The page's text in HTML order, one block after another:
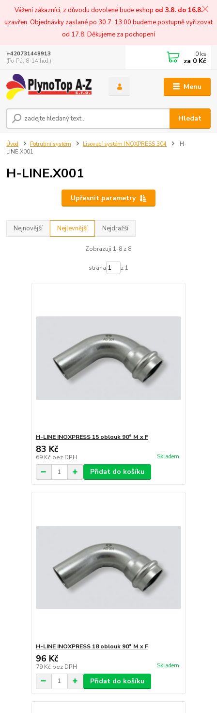
Vážení zákazníci, z důvodu dovolené bude eshop od 3.8. do 16.8.
uzavřen. Objednávky zaslané po 30.7. 13:00 budeme postupně vyřizovat
od 17.8. Děkujeme za pochopení
Menu
Hledat
+420731448913
(Po-Pá, 8-14 hod.)
0 ks
za 0 Kč
Úvod Potrubní systém Lisovací systém INOXPRESS 304
H-
LINE.X001
H-LINE.X001
Upřesnit parametry
Nejnovější Nejlevnější Nejdražší
Zobrazuji 1-8 z 8
strana z 1
H-LINE INOXPRESS 15 oblouk 90° M x F
83 Kč
69 Kč bez DPH Skladem
Přidat do košíku
H-LINE INOXPRESS 18 oblouk 90° M x F
96 Kč
79 Kč bez DPH Skladem
Přidat do košíku